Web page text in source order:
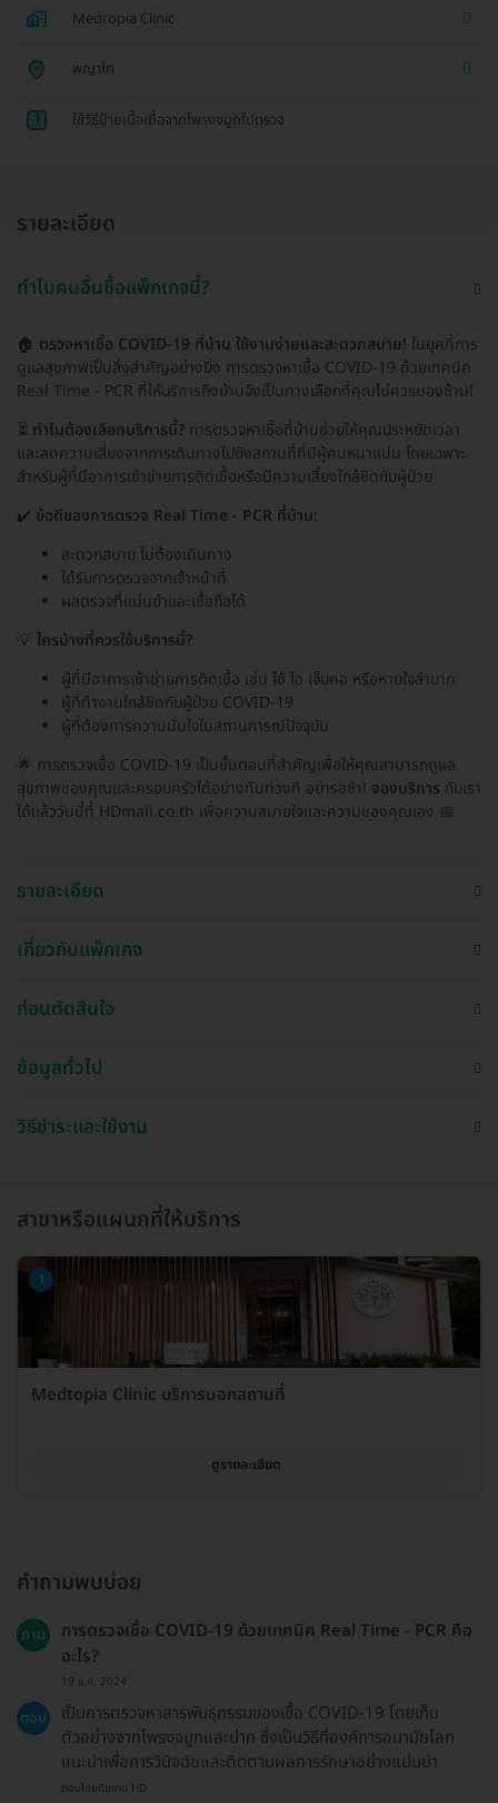
Medtopia Clinic
พญาไท
1 ใช้วิธีป้ายเนื้อเยื่อจากโพรงจมูกไปตรวจ
รายละเอียด
ทำไมคนอื่นซื้อแพ็กเกจนี้?
🏠 ตรวจหาเชื้อ COVID-19 ที่บ้าน ใช้งานง่ายและสะดวกสบาย! ในยุคที่การ
ดูแลสุขภาพเป็นสิ่งสำคัญอย่างยิ่ง การตรวจหาเชื้อ COVID-19 ด้วยเทคนิค
Real Time - PCR ที่ให้บริการถึงบ้านจึงเป็นทางเลือกที่คุณไม่ควรมองข้าม!
⏳ ทำไมต้องเลือกบริการนี้? การตรวจหาเชื้อที่บ้านช่วยให้คุณประหยัดเวลา
และลดความเสี่ยงจากการเดินทางไปยังสถานที่ที่มีผู้คนหนาแน่น โดยเฉพาะ
สำหรับผู้ที่มีอาการเข้าข่ายการติดเชื้อหรือมีความเสี่ยงใกล้ชิดกับผู้ป่วย
✔️ ข้อดีของการตรวจ Real Time - PCR ที่บ้าน:
สะดวกสบาย ไม่ต้องเดินทาง
ได้รับการตรวจจากเจ้าหน้าที่
ผลตรวจที่แม่นยำและเชื่อถือได้
💡 ใครบ้างที่ควรใช้บริการนี้?
ผู้ที่มีอาการเข้าข่ายการติดเชื้อ เช่น ไข้ ไอ เจ็บคอ หรือหายใจลำบาก
ผู้ที่ทำงานใกล้ชิดกับผู้ป่วย COVID-19
ผู้ที่ต้องการความมั่นใจในสถานการณ์ปัจจุบัน
🌟 การตรวจเชื้อ COVID-19 เป็นขั้นตอนที่สำคัญเพื่อให้คุณสามารถดูแล
สุขภาพของคุณและครอบครัวได้อย่างทันท่วงที อย่ารอช้า! จองบริการ กับเรา
ได้แล้ววันนี้ที่ HDmall.co.th เพื่อความสบายใจและความของคุณเอง 📅
รายละเอียด
เกี่ยวกับแพ็กเกจ
ก่อนตัดสินใจ
ข้อมูลทั่วไป
วิธีชำระและใช้งาน
สาขาหรือแผนกที่ให้บริการ
1
Medtopia Clinic บริการนอกสถานที่
ดูรายละเอียด
คำถามพบบ่อย
ถาม
การตรวจเชื้อ COVID-19 ด้วยเทคนิค Real Time - PCR คือ
อะไร?
19 ธ.ค. 2024
ตอบ
เป็นการตรวจหาสารพันธุกรรมของเชื้อ COVID-19 โดยเก็บ
ตัวอย่างจากโพรงจมูกและปาก ซึ่งเป็นวิธีที่องค์การอนามัยโลก
แนะนำเพื่อการวินิจฉัยและติดตามผลการรักษาอย่างแม่นยำ
ตอบโดยทีมงาน HD